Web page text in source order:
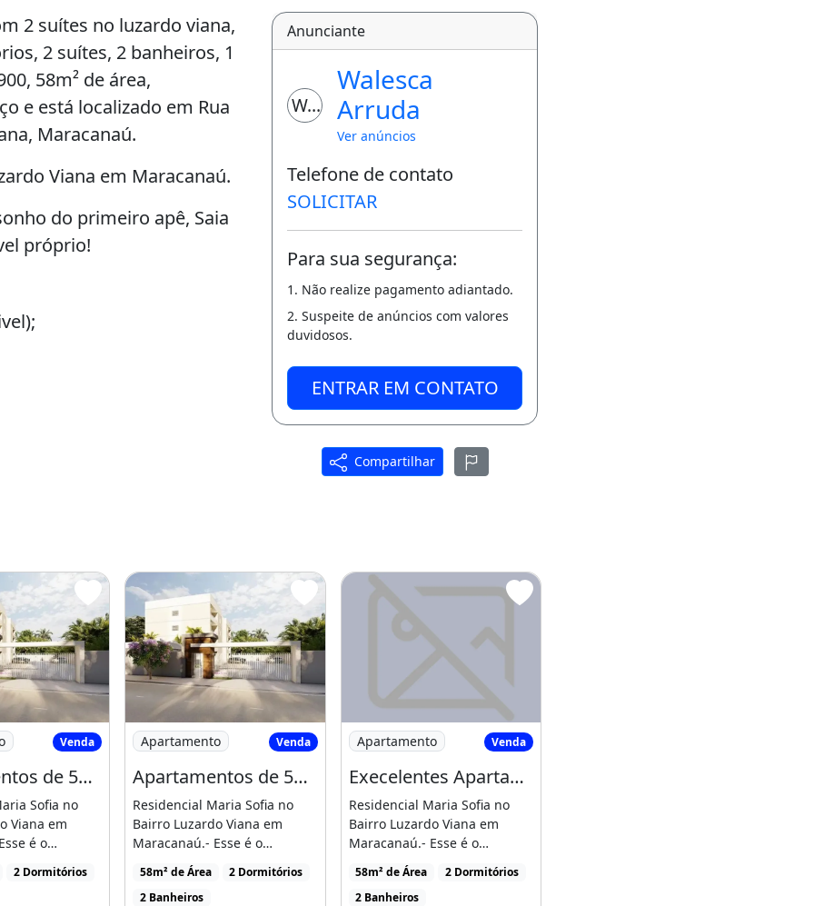
2 suítes no luzardo viana,
2 suítes, 2 banheiros, 1
58m² de área,
e está localizado em Rua
Maracanaú.
Viana em Maracanaú.
do primeiro apê, Saia
próprio!
Anunciante
WA
Walesca
Arruda
Ver anúncios
Telefone de contato
SOLICITAR
Para sua segurança:
1. Não realize pagamento adiantado.
2. Suspeite de anúncios com valores
duvidosos.
ENTRAR EM CONTATO
Compartilhar
no Luzardo
de 58M² com 2 Suítes no Luzardo
Venda
Apartamentos de 58M² com 2 Suítes no Luzardo Viana, Entrada Facilitada!
Sofia no
Viana em
é o
seu
2 Dormitórios
Imagem: Apartamentos de 58M² com 2 Suítes no Luzardo
Apartamento Venda
Apartamentos de 58M² com 2 Suítes no Luzardo Viana, Entrada Facilitada!
Residencial Maria Sofia no
Bairro Luzardo Viana em
Maracanaú.- Esse é o
momento de realizar seu
sonho [...]
58m² de Área
2 Dormitórios
2 Banheiros
Imagem: Execelentes Apartamentos no Luzardo Viana
Apartamento Venda
Execelentes Apartamentos no Luzardo Viana com 2 Suítes
Residencial Maria Sofia no
Bairro Luzardo Viana em
Maracanaú.- Esse é o
momento de realizar seu
sonho [...]
58m² de Área
2 Dormitórios
2 Banheiros